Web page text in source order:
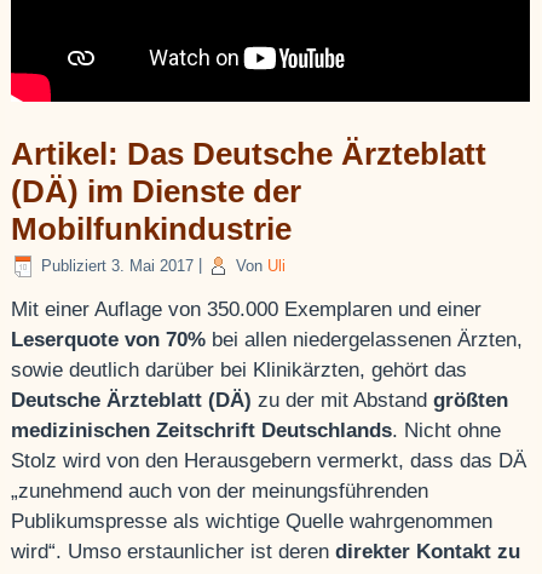
Artikel: Das Deutsche Ärzteblatt
(DÄ) im Dienste der
Mobilfunkindustrie
Publiziert 3. Mai 2017 Von Uli
Mit einer Auflage von 350.000 Exemplaren und einer
Leserquote von 70% bei allen niedergelassenen Ärzten,
sowie deutlich darüber bei Klinikärzten, gehört das
Deutsche Ärzteblatt (DÄ) zu der mit Abstandgrößten
medizinischen Zeitschrift Deutschlands. Nicht ohne
Stolz wird von den Herausgebern vermerkt, dass das DÄ
„zunehmend auch von der meinungsführenden
Publikumspresse als wichtige Quelle wahrgenommen
wird“. Umso erstaunlicher ist derendirekter Kontakt zu